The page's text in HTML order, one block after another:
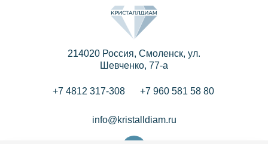
info@kristalldiam.ru
214020 Россия, Смоленск, ул.
Шевченко, 77-a
+7 4812 317-308 +7 960 581 58 80